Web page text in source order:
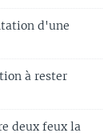
d'une
à rester
deux feux la